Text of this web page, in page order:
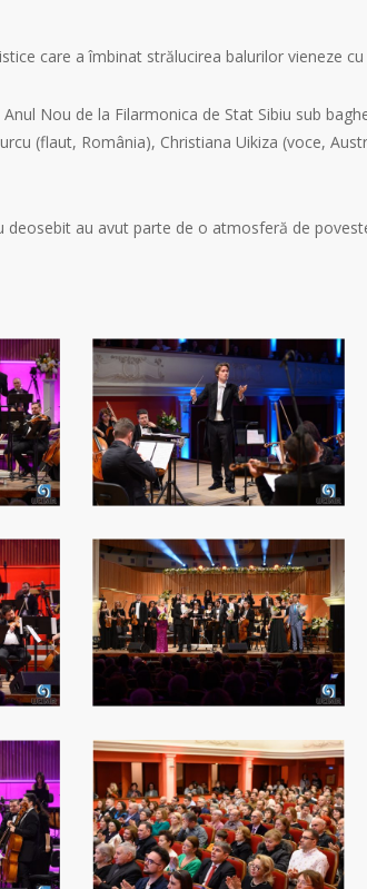
care a îmbinat strălucirea balurilor vieneze
Nou de la Filarmonica de Stat Sibiu sub
(flaut, România), Christiana Uikiza (voce,
deosebit au avut parte de o atmosferă de